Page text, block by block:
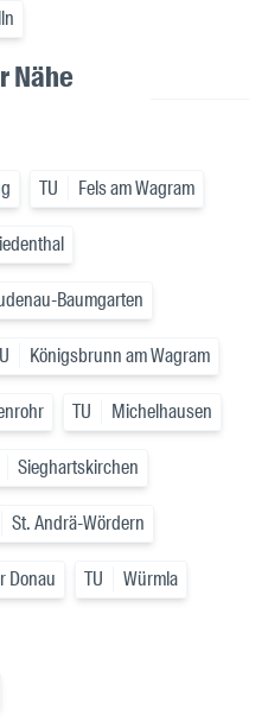
Nähe
TU Fels am Wagram
Baumgarten
Königsbrunn am Wagram
TU Michelhausen
Sieghartskirchen
St. Andrä-Wördern
Donau TU Würmla